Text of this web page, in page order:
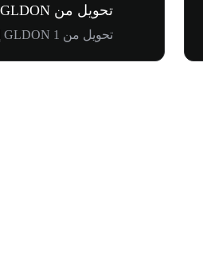
تحويل من GLDON إلى CAD
تحويل من 1 GLDON إلى C$551.78